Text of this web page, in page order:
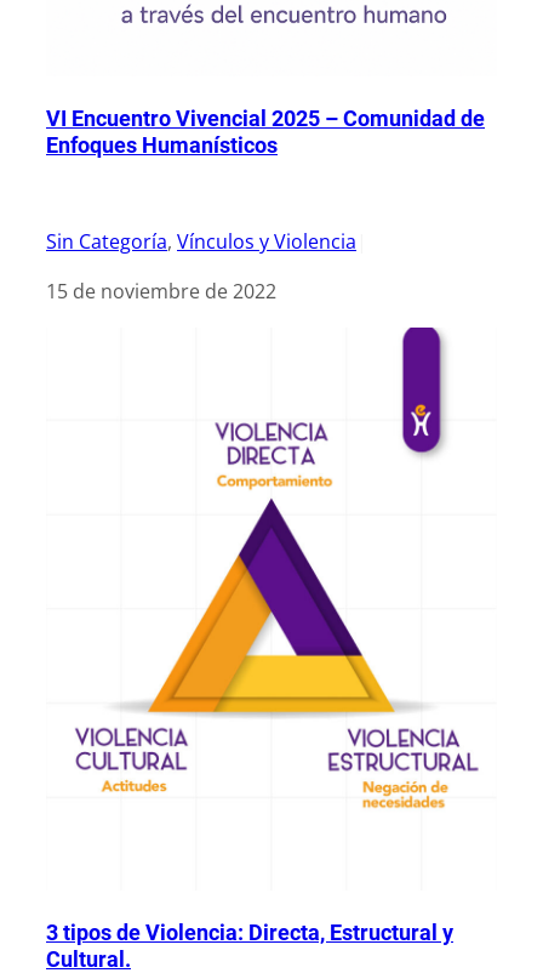
VI Encuentro Vivencial 2025 – Comunidad de
Enfoques Humanísticos
Sin Categoría, Vínculos y Violencia
15 de noviembre de 2022
3 tipos de Violencia: Directa, Estructural y
Cultural.